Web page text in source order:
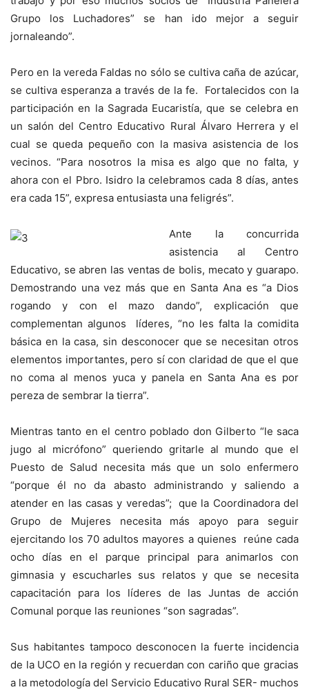
Grupo los Luchadores” se han ido mejor a seguir
jornaleando”.
Pero en la vereda Faldas no sólo se cultiva caña de azúcar,
se cultiva esperanza a través de la fe. Fortalecidos con la
participación en la Sagrada Eucaristía, que se celebra en
un salón del Centro Educativo Rural Álvaro Herrera y el
cual se queda pequeño con la masiva asistencia de los
vecinos. “Para nosotros la misa es algo que no falta, y
ahora con el Pbro. Isidro la celebramos cada 8 días, antes
era cada 15”, expresa entusiasta una feligrés”.
Ante la concurrida
asistencia al Centro
Educativo, se abren las ventas de bolis, mecato y guarapo.
Demostrando una vez más que en Santa Ana es “a Dios
rogando y con el mazo dando”, explicación que
complementan algunos líderes, “no les falta la comidita
básica en la casa, sin desconocer que se necesitan otros
elementos importantes, pero sí con claridad de que el que
no coma al menos yuca y panela en Santa Ana es por
pereza de sembrar la tierra”.
Mientras tanto en el centro poblado don Gilberto “le saca
jugo al micrófono” queriendo gritarle al mundo que el
Puesto de Salud necesita más que un solo enfermero
“porque él no da abasto administrando y saliendo a
atender en las casas y veredas”; que la Coordinadora del
Grupo de Mujeres necesita más apoyo para seguir
ejercitando los 70 adultos mayores a quienes reúne cada
ocho días en el parque principal para animarlos con
gimnasia y escucharles sus relatos y que se necesita
capacitación para los líderes de las Juntas de acción
Comunal porque las reuniones “son sagradas”.
Sus habitantes tampoco desconocen la fuerte incidencia
de la UCO en la región y recuerdan con cariño que gracias
a la metodología del Servicio Educativo Rural SER- muchos